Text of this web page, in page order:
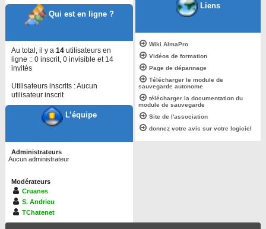
Qui est en ligne ?
Au total, il y a 14 utilisateurs en
ligne :: 0 inscrit, 0 invisible et 14
invités
Utilisateurs inscrits : Aucun
utilisateur inscrit
L’équipe
Administrateurs
Aucun administrateur
Modérateurs
Cruanes
S. Andrieu
TChatenet
Liens
Wiki AlmaPro
Vidéos de formation
Page de dépannage
Télécharger le module de
sauvegarde autonome
télécharger la documentation du
module de sauvegarde
Site de l'association
donnez votre avis sur votre logiciel